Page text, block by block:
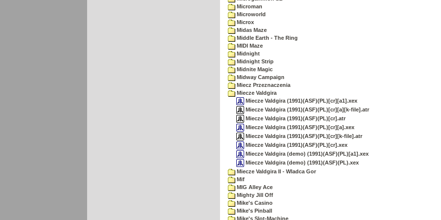
Microman
Microworld
Microx
Midas Maze
Middle Earth - The Ring
MIDI Maze
Midnight
Midnight Strip
Midnite Magic
Midway Campaign
Miecz Przeznaczenia
Miecze Valdgira
Miecze Valdgira (1991)(ASF)(PL)[cr][a1].xex
Miecze Valdgira (1991)(ASF)(PL)[cr][a][k-file].atr
Miecze Valdgira (1991)(ASF)(PL)[cr].atr
Miecze Valdgira (1991)(ASF)(PL)[cr][a].xex
Miecze Valdgira (1991)(ASF)(PL)[cr][k-file].atr
Miecze Valdgira (1991)(ASF)(PL)[cr].xex
Miecze Valdgira (demo) (1991)(ASF)(PL)[a1].xex
Miecze Valdgira (demo) (1991)(ASF)(PL).xex
Miecze Valdgira II - Wladca Gor
Mif
MIG Alley Ace
Mighty Jill Off
Mike's Casino
Mike's Pinball
Mike's Slot-Machine